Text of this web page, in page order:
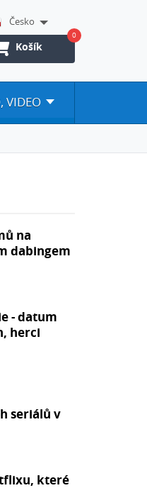
Česko
Košík
0
VIDEO
na
dabingem
- datum
herci
seriálů v
které